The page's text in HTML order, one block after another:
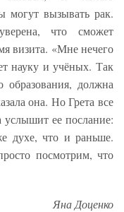
могут вызывать рак.
что сможет
визита. «Мне нечего
науку и учёных. Так
должна
она. Но Грета все
услышит ее послание:
духе, что и раньше.
посмотрим, что
Яна Доценко